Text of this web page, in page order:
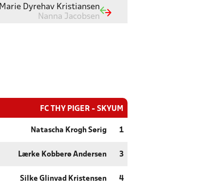
Marie Dyrehav Kristiansen
Nanna Jacobsen
FC THY PIGER - SKYUM
Natascha Krogh Sørig 1
Lærke Kobberø Andersen 3
Silke Glinvad Kristensen 4